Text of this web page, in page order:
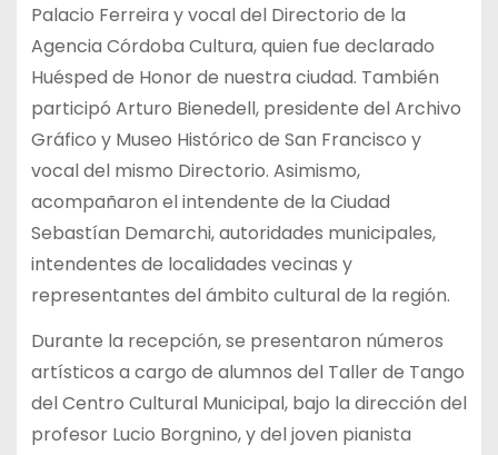
Palacio Ferreira y vocal del Directorio de la
Agencia Córdoba Cultura, quien fue declarado
Huésped de Honor de nuestra ciudad. También
participó Arturo Bienedell, presidente del Archivo
Gráfico y Museo Histórico de San Francisco y
vocal del mismo Directorio. Asimismo,
acompañaron el intendente de la Ciudad
Sebastían Demarchi, autoridades municipales,
intendentes de localidades vecinas y
representantes del ámbito cultural de la región.
Durante la recepción, se presentaron números
artísticos a cargo de alumnos del Taller de Tango
del Centro Cultural Municipal, bajo la dirección del
profesor Lucio Borgnino, y del joven pianista